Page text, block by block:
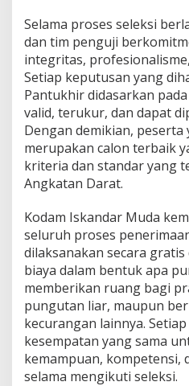
Selama proses seleksi
dan tim penguji
integritas,
Setiap keputusan yang
Pantukhir didasarkan
valid, terukur, dan dapat
Dengan demikian,
merupakan calon terbaik
kriteria dan standar yang
Angkatan Darat.
Kodam Iskandar Muda
seluruh proses
dilaksanakan secara
biaya dalam bentuk apa
memberikan ruang bagi
pungutan liar, maupun
kecurangan lainnya.
kesempatan yang sama
kemampuan, kompetensi,
selama mengikuti seleksi.